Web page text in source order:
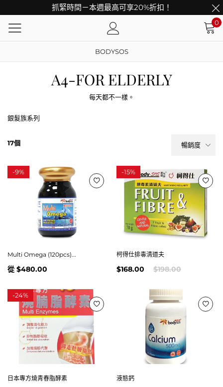
抓緊時間－本週最高可享20%折扣！
0
BODYSOS
A4-FOR ELDERLY
每天都不一樣。
銀髮族系列
17個 暢銷度
-9%
Multi Omega (120pcs)...
從 $480.00
-15%
柯得仕排毒清道夫
$168.00 $198.00
-24%
日本專方燒青春脂酵素 液態鈣